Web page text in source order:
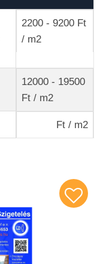
2200 - 9200 Ft
/ m2
12000 - 19500
Ft / m2
Ft / m2